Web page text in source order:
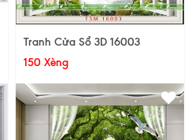
Tranh Cửa Sổ 3D 16003
150 Xèng